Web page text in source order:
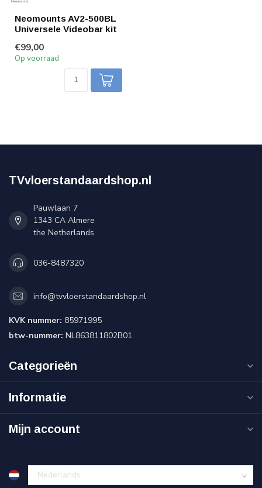
Neomounts AV2-500BL
Universele Videobar kit
€99,00
Op voorraad
TVvloerstandaardshop.nl
Pauwlaan 7
1343 CA Almere
the Netherlands
036-8487320
info@tvvloerstandaardshop.nl
KVK nummer: 85971995
btw-nummer: NL863811802B01
Categorieën
Informatie
Mijn account